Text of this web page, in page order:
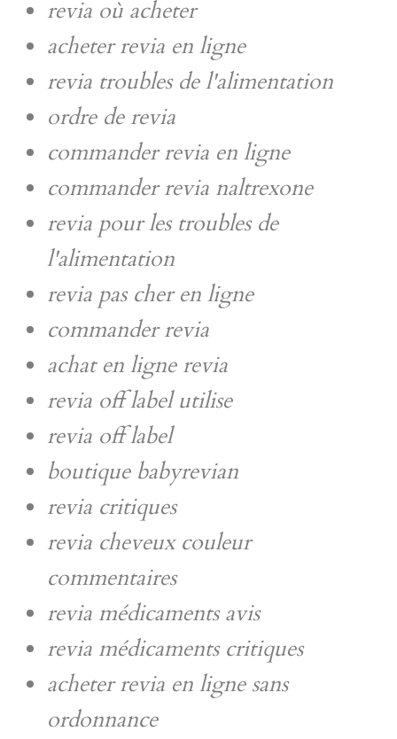
revia où acheter
acheter revia en ligne
revia troubles de l'alimentation
ordre de revia
commander revia en ligne
commander revia naltrexone
revia pour les troubles de
l'alimentation
revia pas cher en ligne
commander revia
achat en ligne revia
revia off label utilise
revia off label
boutique babyrevian
revia critiques
revia cheveux couleur
commentaires
revia médicaments avis
revia médicaments critiques
acheter revia en ligne sans
ordonnance